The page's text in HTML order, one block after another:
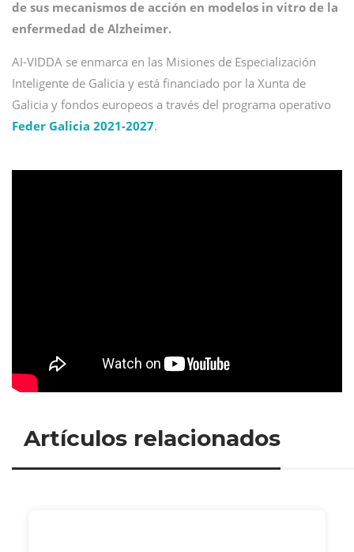
de sus mecanismos de acción en modelos in vitro de la
enfermedad de Alzheimer.
AI-VIDDA se enmarca en las Misiones de Especialización
Inteligente de Galicia y está financiado por la Xunta de
Galicia y fondos europeos a través del programa operativo
Feder Galicia 2021-2027.
Artículos relacionados